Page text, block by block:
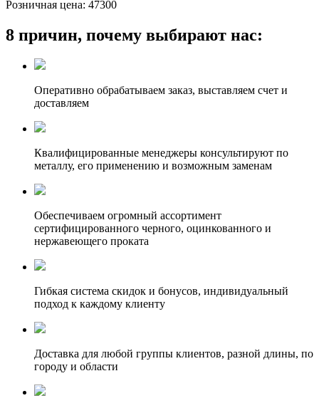
Розничная цена: 47300
8 причин, почему выбирают нас:
Оперативно обрабатываем заказ, выставляем счет и
доставляем
Квалифицированные менеджеры консультируют по
металлу, его применению и возможным заменам
Обеспечиваем огромный ассортимент
сертифицированного черного, оцинкованного и
нержавеющего проката
Гибкая система скидок и бонусов, индивидуальный
подход к каждому клиенту
Доставка для любой группы клиентов, разной длины, по
городу и области